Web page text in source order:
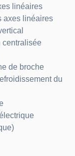
linéaires
axes linéaires
centralisée
de broche
du